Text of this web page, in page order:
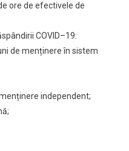
ore de efectivele de
COVID–19:
de menținere în sistem
independent;